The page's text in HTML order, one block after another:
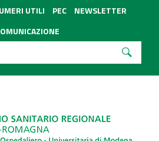
UTILI PEC
NEWSLETTER